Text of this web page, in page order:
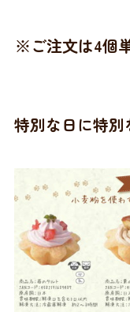
※ご注文は4個
特別な日に特別